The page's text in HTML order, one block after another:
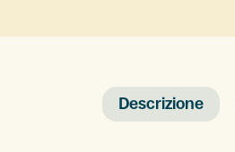
Descrizione